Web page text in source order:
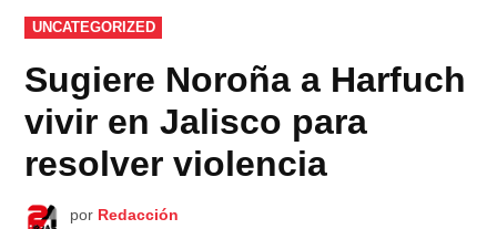
PUBLICADO
EN
UNCATEGORIZED
Sugiere Noroña a Harfuch
vivir en Jalisco para
resolver violencia
por Redacción